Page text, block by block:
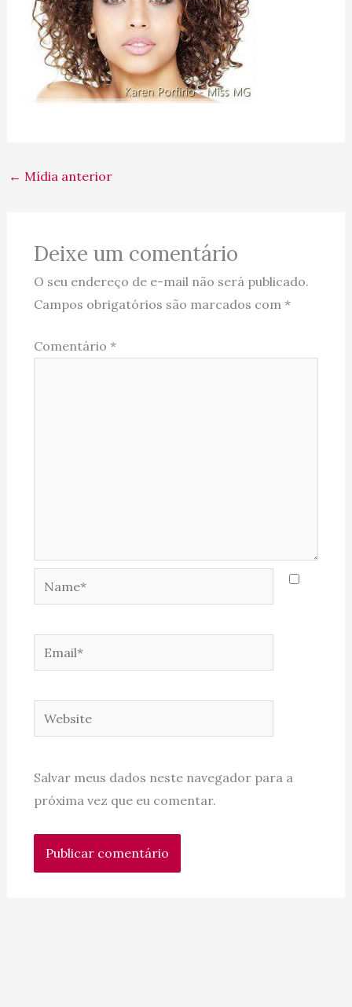
← Mídia anterior
Deixe um comentário
O seu endereço de e-mail não será publicado.
Campos obrigatórios são marcados com *
Comentário *
Name*
Email*
Website
Salvar meus dados neste navegador para a
próxima vez que eu comentar.